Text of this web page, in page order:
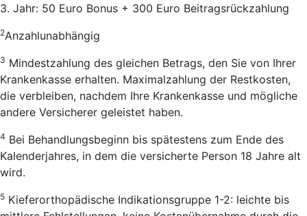
3. Jahr: 50 Euro Bonus + 300 Euro Beitragsrückzahlung
2Anzahlunabhängig
3 Mindestzahlung des gleichen Betrags, den Sie von Ihrer
Krankenkasse erhalten. Maximalzahlung der Restkosten,
die verbleiben, nachdem Ihre Krankenkasse und mögliche
andere Versicherer geleistet haben.
4 Bei Behandlungsbeginn bis spätestens zum Ende des
Kalenderjahres, in dem die versicherte Person 18 Jahre alt
wird.
5 Kieferorthopädische Indikationsgruppe 1-2: leichte bis